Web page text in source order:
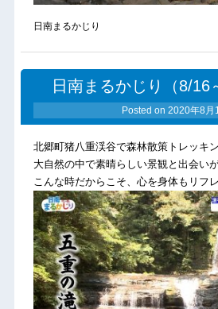
日南まるかじり
日南まるかじり（8/16
Posted on 2020年8月
北郷町猪八重渓谷で森林散策トレッキ
大自然の中で素晴らしい景観と出会いが
こんな時だからこそ、心を身体もリフ